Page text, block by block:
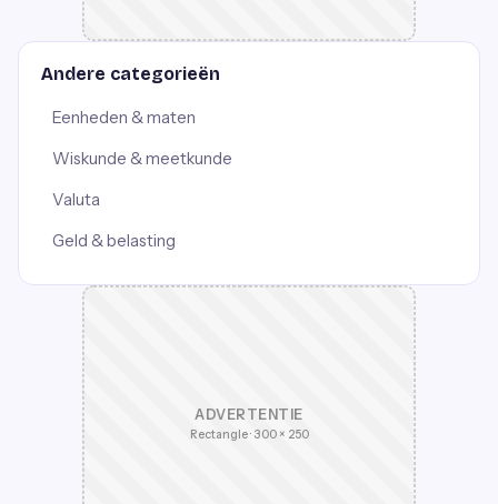
Andere categorieën
Eenheden & maten
Wiskunde & meetkunde
Valuta
Geld & belasting
ADVERTENTIE
Rectangle · 300 × 250